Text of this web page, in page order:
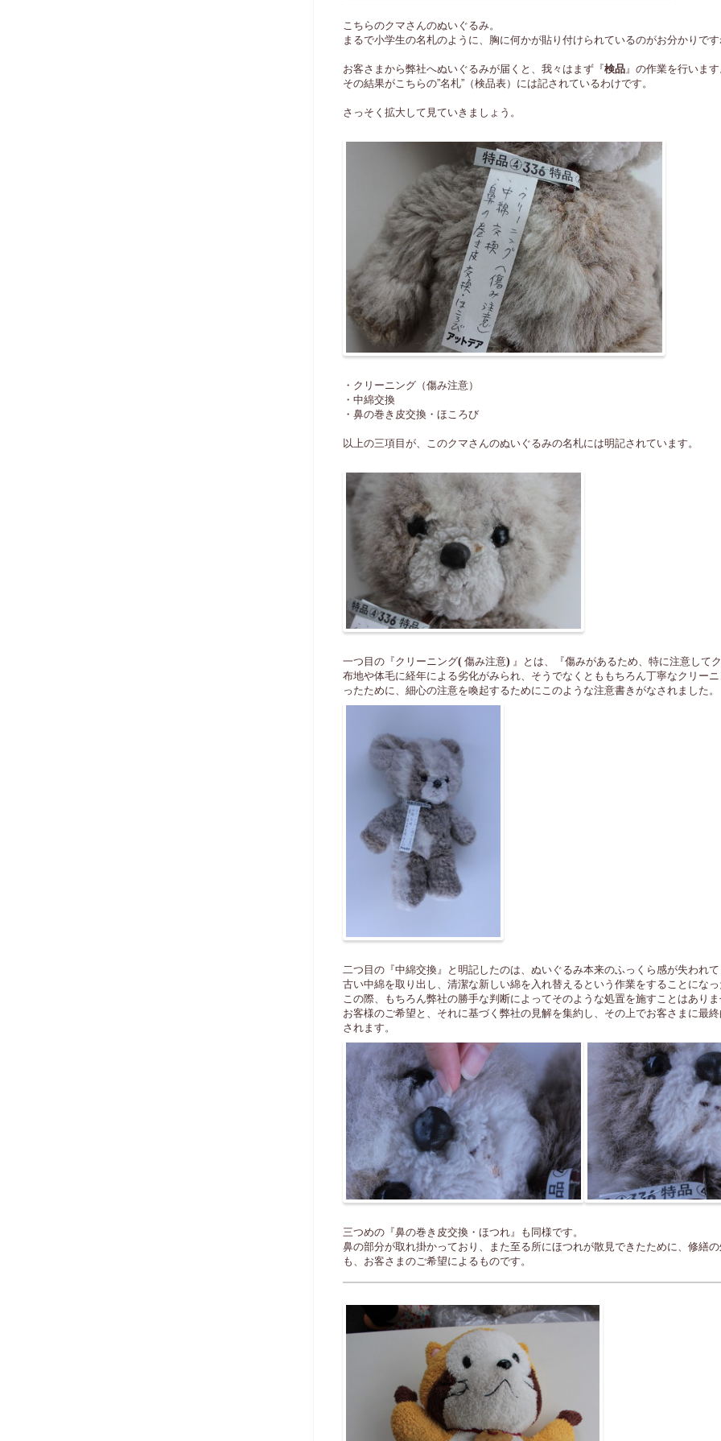
こちらのクマさんのぬいぐるみ。
まるで小学生の名札のように、胸に何かが貼り付けられているのがお分かりで
お客さまから弊社へぬいぐるみが届くと、我々はまず『検品』の作業を行います
その結果がこちらの”名札”（検品表）には記されているわけです。
さっそく拡大して見ていきましょう。
・クリーニング（傷み注意）
・中綿交換
・鼻の巻き皮交換・ほころび
以上の三項目が、このクマさんのぬいぐるみの名札には明記されています。
一つ目の『クリーニング( 傷み注意) 』とは、『傷みがあるため、特に注意して
布地や体毛に経年による劣化がみられ、そうでなくとももちろん丁寧なクリー
ったために、細心の注意を喚起するためにこのような注意書きがなされました。
二つ目の『中綿交換』と明記したのは、ぬいぐるみ本来のふっくら感が失われ
古い中綿を取り出し、清潔な新しい綿を入れ替えるという作業をすることにな
この際、もちろん弊社の勝手な判断によってそのような処置を施すことはあり
お客様のご希望と、それに基づく弊社の見解を集約し、その上でお客さまに最
されます。
三つめの『鼻の巻き皮交換・ほつれ』も同様です。
鼻の部分が取れ掛かっており、また至る所にほつれが散見できたために、修繕
も、お客さまのご希望によるものです。